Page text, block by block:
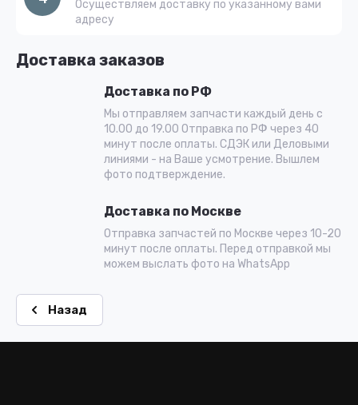
Доставка заказов
Доставка по РФ
Мы отправляем запчасти каждый день с
10.00 до 19.00 Отправка по РФ через 40
минут после оплаты. СДЭК или Деловыми
линиями - на Ваше усмотрение. Вышлем
фото подтверждение.
Доставка по Москве
Отправка запчастей по Москве через 10-20
минут после оплаты. Перед отправкой мы
можем выслать фото на WhatsApp
Осуществляем доставку по указанному вами
адресу
Назад